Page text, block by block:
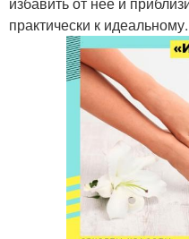
практически к идеальному.